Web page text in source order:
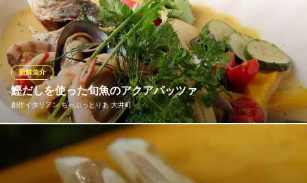
寿司屋の刺身盛りは一味違う！ 素材にこだわる寿司職人の刺身の
鮮度をお楽しみ下さい！
うまい鮨勘 大井町支店
毎日市場直送の鮮魚
ＪＲ京浜東北線大井町駅東口 徒歩5分
東京都品川区東大井5-1-12
鰹だしを使った旬魚のアクアパッツァ
創作イタリアン ちゃぶっとりあ 大井町
新鮮魚介
丁寧にとった鰹と昆布の出汁の旨みが、たっぷりしみ込んだ当店
看板料理”アクアパッツァ”。 新鮮魚介と旬野菜がたっぷり入った
当店大人気メニューです。出汁スープを最後の一滴まで飲み干し